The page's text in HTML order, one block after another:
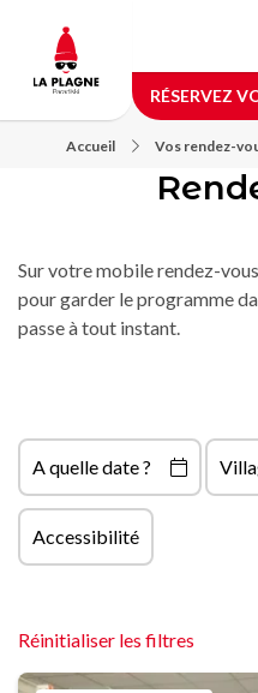
contenu
principal
RÉSERVEZ
Accueil Vos rendez-
Sur votre mobile rendez-
pour garder le programme
passe à tout instant.
A quelle date ?
Accessibilité
Réinitialiser les filtres